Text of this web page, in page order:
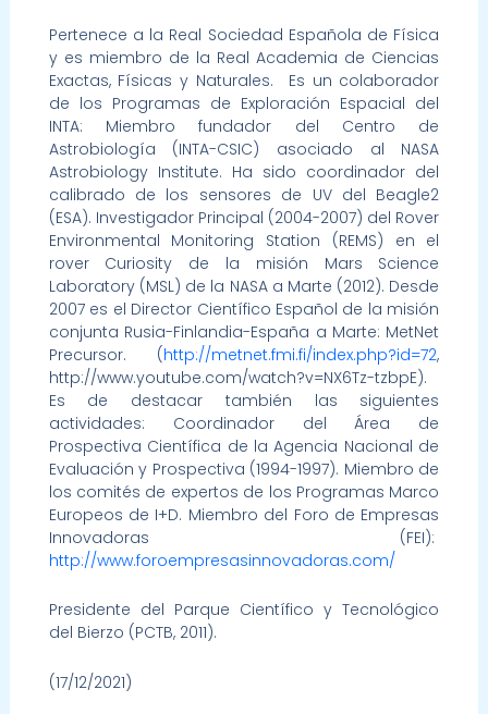
Pertenece a la Real Sociedad Española de Física
y es miembro de la Real Academia de Ciencias
Exactas, Físicas y Naturales. Es un colaborador
de los Programas de Exploración Espacial del
INTA: Miembro fundador del Centro de
Astrobiología (INTA-CSIC) asociado al NASA
Astrobiology Institute. Ha sido coordinador del
calibrado de los sensores de UV del Beagle2
(ESA). Investigador Principal (2004-2007) del Rover
Environmental Monitoring Station (REMS) en el
rover Curiosity de la misión Mars Science
Laboratory (MSL) de la NASA a Marte (2012). Desde
2007 es el Director Científico Español de la misión
conjunta Rusia-Finlandia-España a Marte: MetNet
Precursor. (http://metnet.fmi.fi/index.php?id=72,
http://www.youtube.com/watch?v=NX6Tz-tzbpE).
Es de destacar también las siguientes
actividades: Coordinador del Área de
Prospectiva Científica de la Agencia Nacional de
Evaluación y Prospectiva (1994-1997). Miembro de
los comités de expertos de los Programas Marco
Europeos de I+D. Miembro del Foro de Empresas
Innovadoras (FEI):
http://www.foroempresasinnovadoras.com/
Presidente del Parque Científico y Tecnológico
del Bierzo (PCTB, 2011).
(17/12/2021)